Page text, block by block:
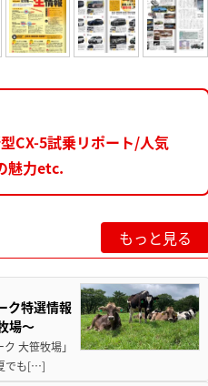
CX-5試乗リポート/人気
魅力etc.
もっと見る
ク特選情報
場～
大笹牧場」
でも[…]